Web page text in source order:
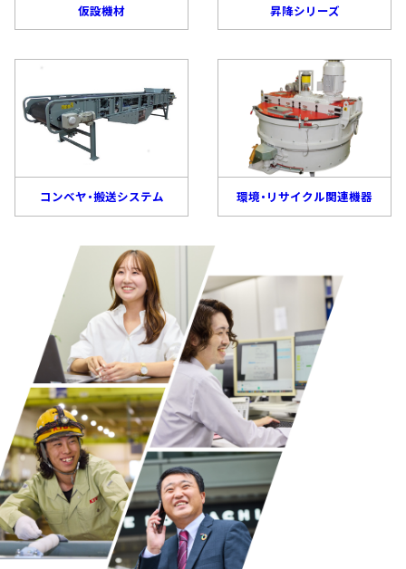
仮設機材 昇降シリーズ
コンベヤ・搬送システム 環境・リサイクル関連機器